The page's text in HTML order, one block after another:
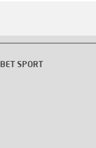
SPORT